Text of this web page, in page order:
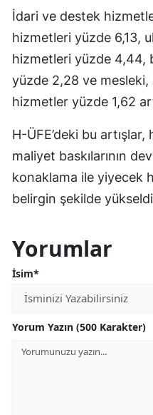
İdari ve destek
hizmetleri yüzde 6,13,
hizmetleri yüzde 4,44,
yüzde 2,28 ve
hizmetler yüzde 1,62
H-ÜFE’deki bu
maliyet baskılarının
konaklama ile yiyecek
belirgin şekilde
Yorumlar
İsim*
Yorum Yazın (500 Karakter)